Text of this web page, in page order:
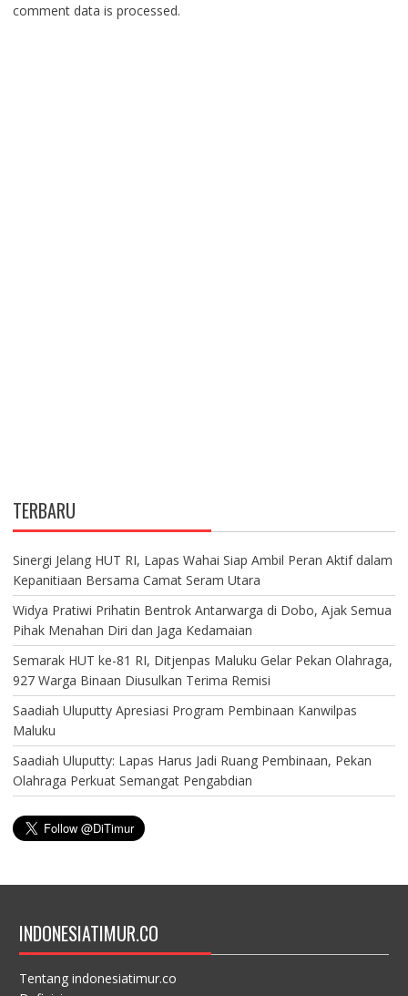
comment data is processed.
TERBARU
Sinergi Jelang HUT RI, Lapas Wahai Siap Ambil Peran Aktif dalam
Kepanitiaan Bersama Camat Seram Utara
Widya Pratiwi Prihatin Bentrok Antarwarga di Dobo, Ajak Semua
Pihak Menahan Diri dan Jaga Kedamaian
Semarak HUT ke-81 RI, Ditjenpas Maluku Gelar Pekan Olahraga,
927 Warga Binaan Diusulkan Terima Remisi
Saadiah Uluputty Apresiasi Program Pembinaan Kanwilpas
Maluku
Saadiah Uluputty: Lapas Harus Jadi Ruang Pembinaan, Pekan
Olahraga Perkuat Semangat Pengabdian
INDONESIATIMUR.CO
Tentang indonesiatimur.co